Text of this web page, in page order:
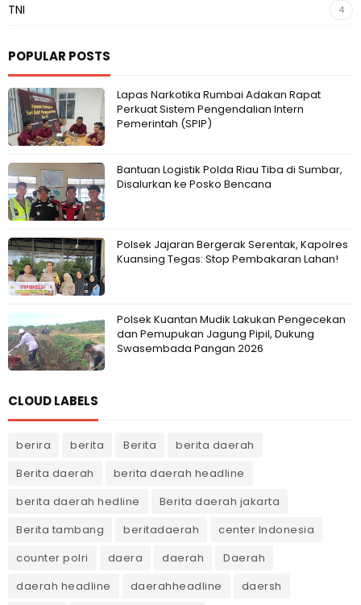
TNI 4
POPULAR POSTS
Lapas Narkotika Rumbai Adakan Rapat
Perkuat Sistem Pengendalian Intern
Pemerintah (SPIP)
Bantuan Logistik Polda Riau Tiba di Sumbar,
Disalurkan ke Posko Bencana
Polsek Jajaran Bergerak Serentak, Kapolres
Kuansing Tegas: Stop Pembakaran Lahan!
Polsek Kuantan Mudik Lakukan Pengecekan
dan Pemupukan Jagung Pipil, Dukung
Swasembada Pangan 2026
CLOUD LABELS
berira berita Berita
berita daerah
Berita daerah
berita daerah headline
berita daerah hedline
Berita daerah jakarta
Berita tambang
beritadaerah
center Indonesia
counter polri
daera daerah
Daerah
daerah headline
daerahheadline
daersh